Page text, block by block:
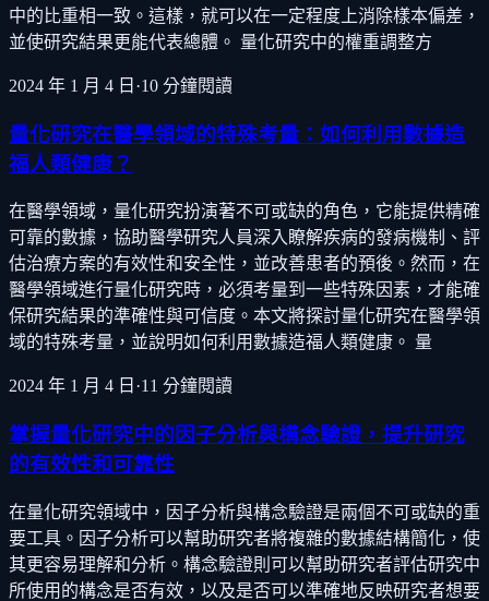
中的比重相一致。這樣，就可以在一定程度上消除樣本偏差，
並使研究結果更能代表總體。 量化研究中的權重調整方
2024 年 1 月 4 日 ·10 分鐘閱讀
量化研究在醫學領域的特殊考量：如何利用數據造
福人類健康？
在醫學領域，量化研究扮演著不可或缺的角色，它能提供精確
可靠的數據，協助醫學研究人員深入瞭解疾病的發病機制、評
估治療方案的有效性和安全性，並改善患者的預後。然而，在
醫學領域進行量化研究時，必須考量到一些特殊因素，才能確
保研究結果的準確性與可信度。本文將探討量化研究在醫學領
域的特殊考量，並說明如何利用數據造福人類健康。 量
2024 年 1 月 4 日 ·11 分鐘閱讀
掌握量化研究中的因子分析與構念驗證，提升研究
的有效性和可靠性
在量化研究領域中，因子分析與構念驗證是兩個不可或缺的重
要工具。因子分析可以幫助研究者將複雜的數據結構簡化，使
其更容易理解和分析。構念驗證則可以幫助研究者評估研究中
所使用的構念是否有效，以及是否可以準確地反映研究者想要